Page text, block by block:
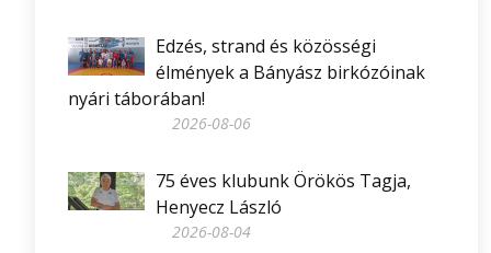
Edzés, strand és közösségi
élmények a Bányász birkózóinak
nyári táborában!
2026-08-06
75 éves klubunk Örökös Tagja,
Henyecz László
2026-08-04